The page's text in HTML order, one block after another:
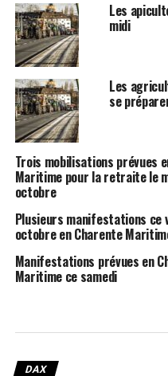
Les
midi
Les
se
Trois mobilisations prévues
Maritime pour la retraite le
octobre
Plusieurs manifestations ce
octobre en Charente
Manifestations prévues en
Maritime ce samedi
DAX